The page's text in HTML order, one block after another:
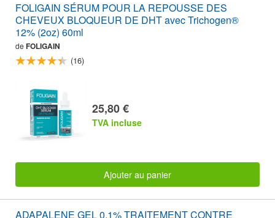
FOLIGAIN SÉRUM POUR LA REPOUSSE DES
CHEVEUX BLOQUEUR DE DHT avec Trichogen®
12% (2oz) 60ml
de FOLIGAIN
(16)
25,80 €
TVA incluse
Ajouter au panier
ADAPALENE GEL 0.1% TRAITEMENT CONTRE